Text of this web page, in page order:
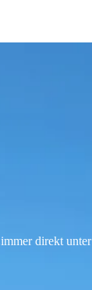
direkt unter